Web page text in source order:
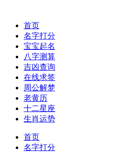
首页
名字打分
宝宝起名
八字测算
吉凶查询
在线求签
周公解梦
老黄历
十二星座
生肖运势
首页
名字打分